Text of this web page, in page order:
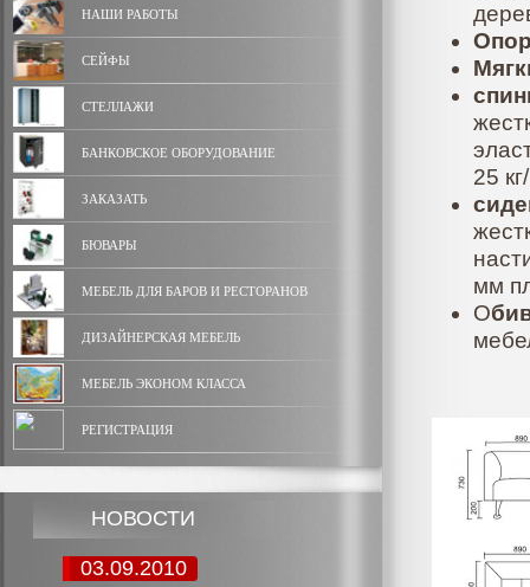
НАШИ РАБОТЫ
СЕЙФЫ
СТЕЛЛАЖИ
БАНКОВСКОЕ ОБОРУДОВАНИЕ
ЗАКАЗАТЬ
БЮВАРЫ
МЕБЕЛЬ ДЛЯ БАРОВ И РЕСТОРАНОВ
ДИЗАЙНЕРСКАЯ МЕБЕЛЬ
МЕБЕЛЬ ЭКОНОМ КЛАССА
РЕГИСТРАЦИЯ
НОВОСТИ
03.09.2010
25
мм
О